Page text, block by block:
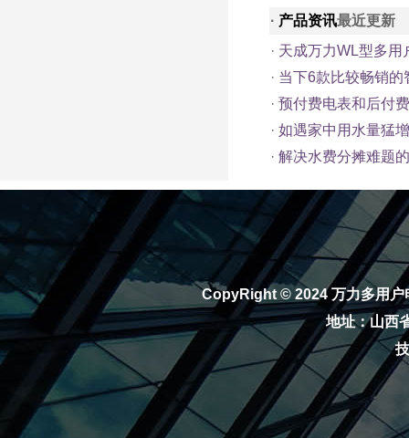
· 产品资讯最近更新
· 天成万力WL型多用
· 当下6款比较畅销的
· 预付费电表和后付
· 如遇家中用水量猛
· 解决水费分摊难题
CopyRight © 2024万力多用户
地址：山西